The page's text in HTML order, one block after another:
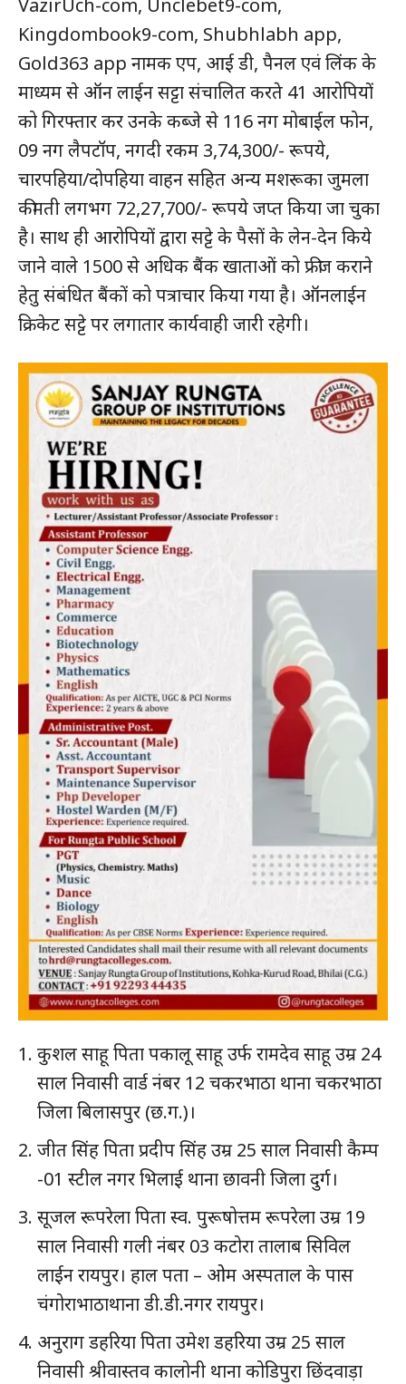
हमसे जुड़े
SUBSCRIBE NOW
क्विक लिंक्स
मुख्य पेज
हमारे बारे में
VazirÛch-com, Unclebet9-com,
Kingdombook9-com, Shubhlabh app,
Gold363 app नामक एप, आई डी, पैनल एवं लिंक के
माध्यम से ऑन लाईन सट्टा संचालित करते 41 आरोपियों
को गिरफ्तार कर उनके कब्जे से 116 नग मोबाईल फोन,
09 नग लैपटॉप, नगदी रकम 3,74,300/- रूपये,
चारपहिया/दोपहिया वाहन सहित अन्य मशरूका जुमला
कीमती लगभग 72,27,700/- रूपये जप्त किया जा चुका
है। साथ ही आरोपियों द्वारा सट्टे के पैसों के लेन-देन किये
जाने वाले 1500 से अधिक बैंक खाताओं को फ्रीज कराने
हेतु संबंधित बैंकों को पत्राचार किया गया है। ऑनलाईन
क्रिकेट सट्टे पर लगातार कार्यवाही जारी रहेगी।
कुशल साहू पिता पकालू साहू उर्फ रामदेव साहू उम्र 24
साल निवासी वार्ड नंबर 12 चकरभाठा थाना चकरभाठा
जिला बिलासपुर (छ.ग.)।
जीत सिंह पिता प्रदीप सिंह उम्र 25 साल निवासी कैम्प
-01 स्टील नगर भिलाई थाना छावनी जिला दुर्ग।
सूजल रूपरेला पिता स्व. पुरूषोत्तम रूपरेला उम्र 19
साल निवासी गली नंबर 03 कटोरा तालाब सिविल
लाईन रायपुर। हाल पता – ओम अस्पताल के पास
चंगोराभाठाथाना डी.डी.नगर रायपुर।
अनुराग डहरिया पिता उमेश डहरिया उम्र 25 साल
निवासी श्रीवास्तव कालोनी थाना कोडिपुरा छिंदवाड़ा